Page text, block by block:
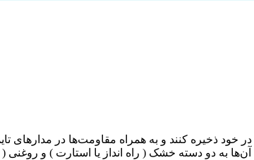
خود ذخیره کنند و به همراه مقاومت‌ها در مدارهای
به دو دسته خشک ( راه انداز یا استارت ) و روغنی